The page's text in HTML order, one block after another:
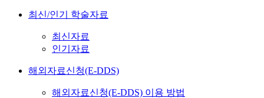
최신/인기 학술자료
최신자료
인기자료
해외자료신청(E-DDS)
해외자료신청(E-DDS) 이용 방법